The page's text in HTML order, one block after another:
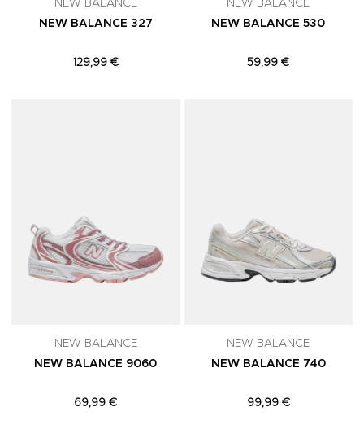
NEW BALANCE
NEW BALANCE 327
129,99 €
NEW BALANCE
NEW BALANCE 530
59,99 €
NEW BALANCE
NEW BALANCE 9060
69,99 €
NEW BALANCE
NEW BALANCE 740
99,99 €